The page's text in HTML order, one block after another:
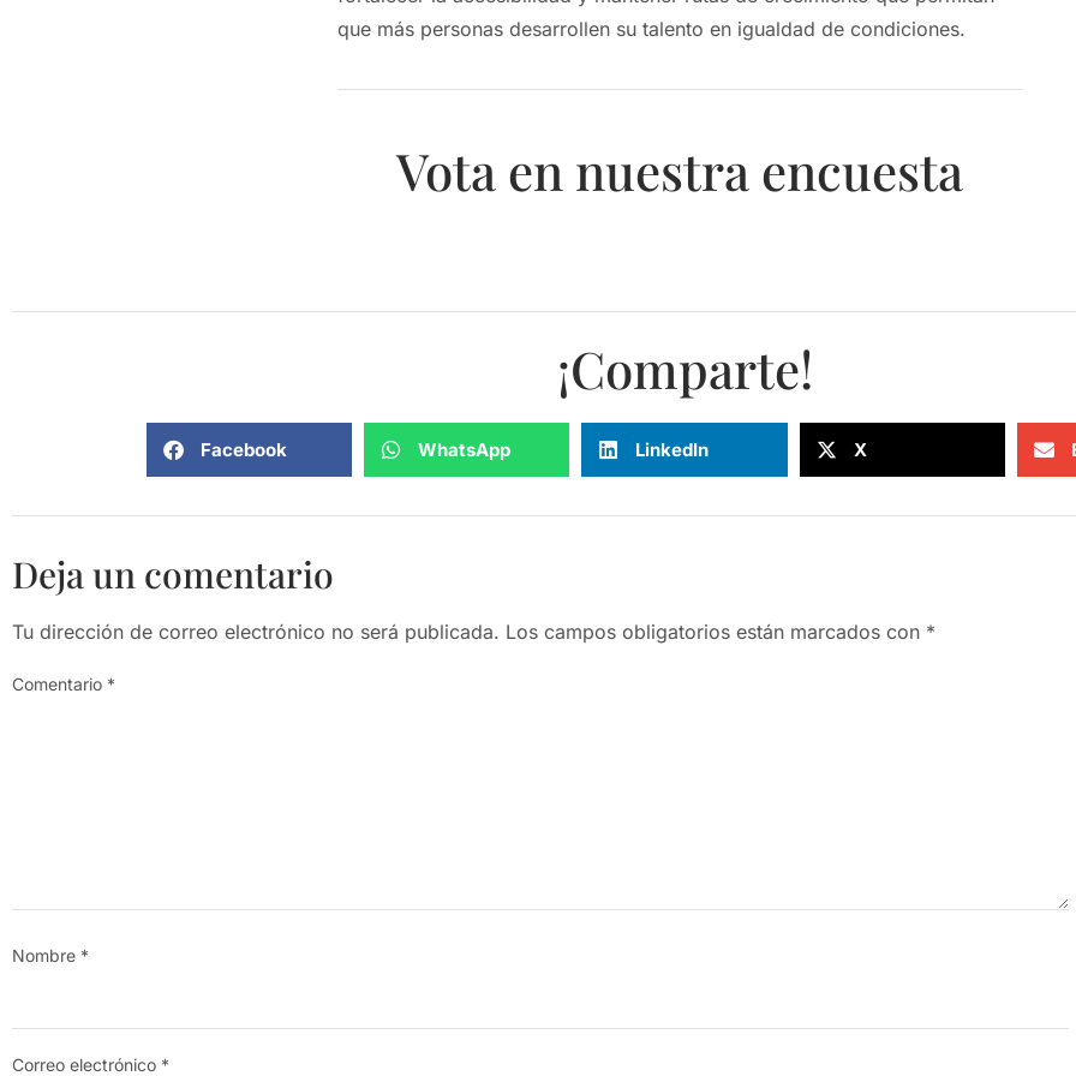
que más personas desarrollen su talento en igualdad de condiciones.
Vota en nuestra encuesta
¡Comparte!
Facebook WhatsApp LinkedIn X
Deja un comentario
Tu dirección de correo electrónico no será publicada. Los campos obligatorios están marcados con *
Comentario *
Nombre *
Correo electrónico *